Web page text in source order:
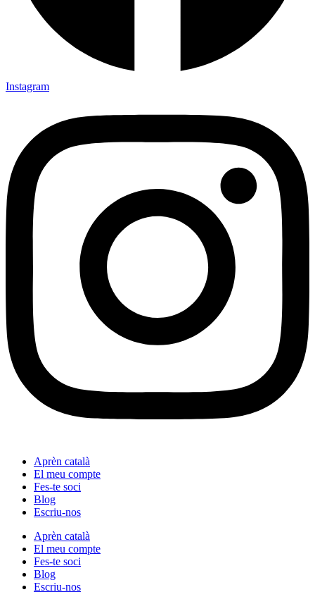
Instagram
Aprèn català
El meu compte
Fes-te soci
Blog
Escriu-nos
Aprèn català
El meu compte
Fes-te soci
Blog
Escriu-nos